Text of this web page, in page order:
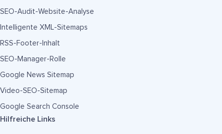
SEO-Audit-Website-Analyse
Intelligente XML-Sitemaps
RSS-Footer-Inhalt
SEO-Manager-Rolle
Google News Sitemap
Video-SEO-Sitemap
Google Search Console
Hilfreiche Links